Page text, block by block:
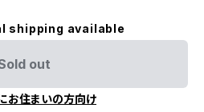
shipping available
out
お住まいの方向け